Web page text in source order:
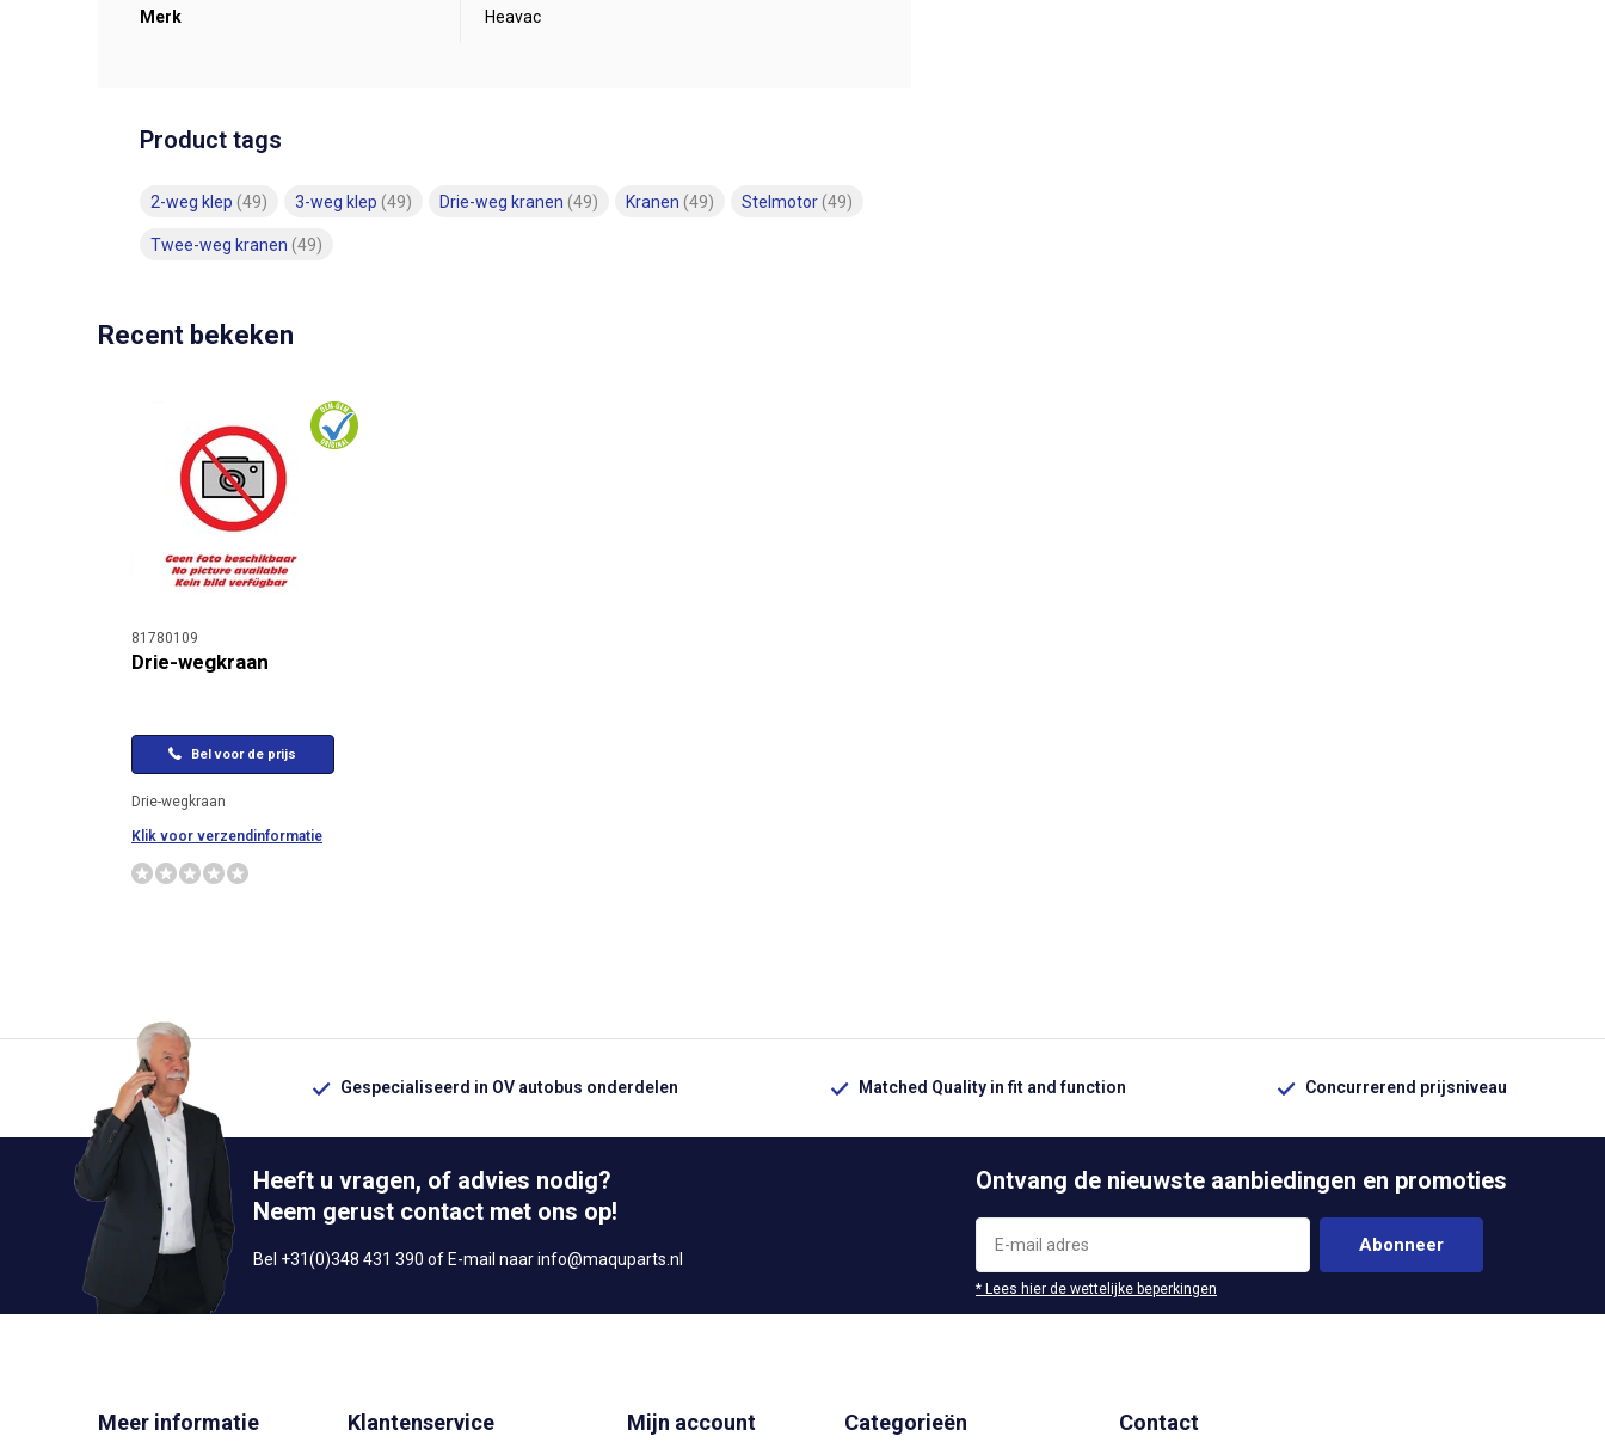
Merk Heavac
Product tags
2-weg klep (49) 3-weg klep (49) Drie-weg kranen (49) Kranen (49) Stelmotor (49)
Twee-weg kranen (49)
Recent bekeken
81780109
Drie-wegkraan
Bel voor de prijs
Drie-wegkraan
Klik voor verzendinformatie
Gespecialiseerd in OV autobus onderdelen Matched Quality in fit and function Concurrerend prijsniveau
Heeft u vragen, of advies nodig?
Neem gerust contact met ons op!
Bel +31(0)348 431 390 of E-mail naarinfo@maquparts.nl
Ontvang de nieuwste aanbiedingen en promoties
Abonneer
* Lees hier de wettelijke beperkingen
Meer informatie Klantenservice Mijn account Categorieën Contact